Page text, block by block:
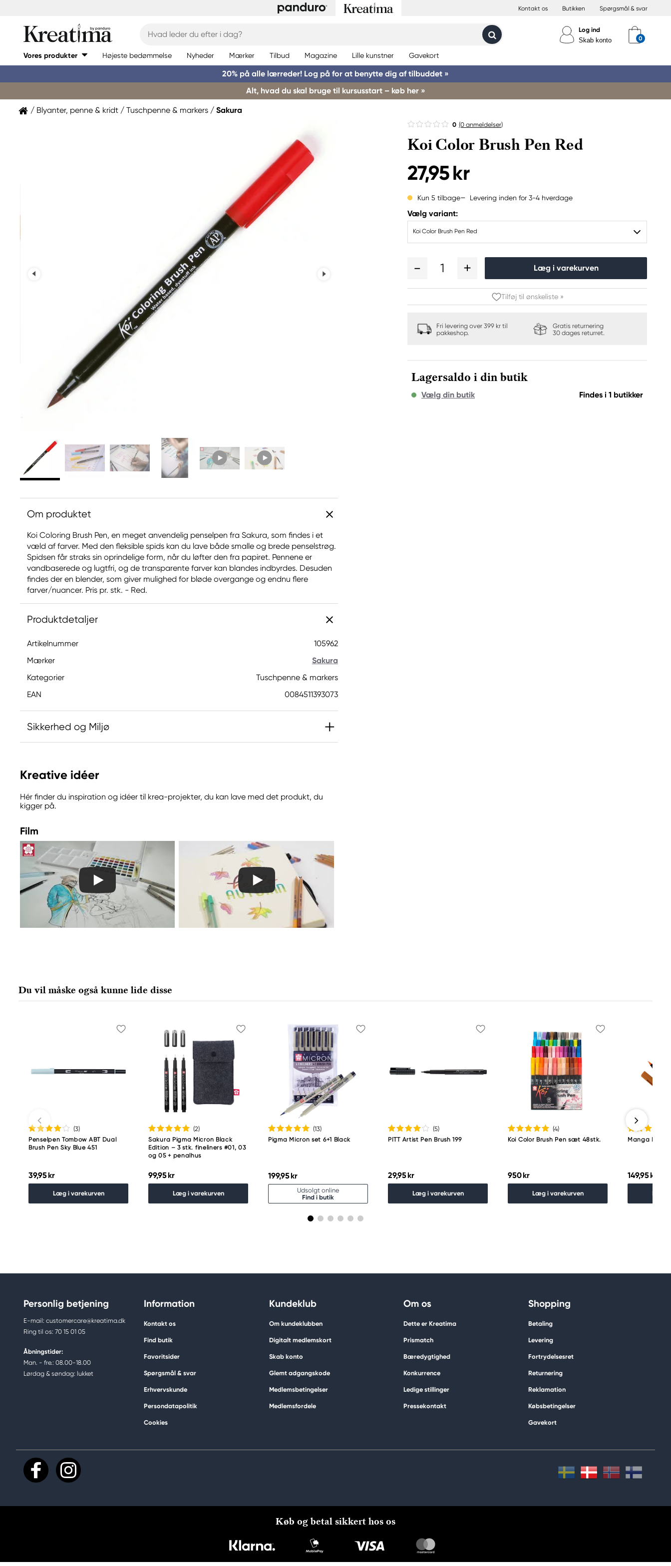
Kontakt os Butikken Spørgsmål & svar
Log ind
Skab konto
Vores produkter Højeste bedømmelse Nyheder Mærker Tilbud Magazine Lille kunstner Gavekort
20% på alle lærreder! Log på for at benytte dig af tilbuddet »
Alt, hvad du skal bruge til kursusstart – køb her »
Blyanter, penne & kridt Tuschpenne & markers Sakura
0 (0 anmeldelser)
Koi Color Brush Pen Red
27,95 kr
Kun 5 tilbage Levering inden for 3-4 hverdage
Vælg variant:
Koi Color Brush Pen Red
1 Læg i varekurven
Tilføj til ønskeliste »
Fri levering over 399 kr til
pakkeshop.
Gratis returnering
30 dages returret.
Lagersaldo i din butik
Vælg din butik Findes i 1 butikker
Om produktet
Koi Coloring Brush Pen, en meget anvendelig penselpen fra Sakura, som findes i et
væld af farver. Med den fleksible spids kan du lave både smalle og brede penselstrøg.
Spidsen får straks sin oprindelige form, når du løfter den fra papiret. Pennene er
vandbaserede og lugtfri, og de transparente farver kan blandes indbyrdes. Desuden
findes der en blender, som giver mulighed for bløde overgange og endnu flere
farver/nuancer. Pris pr. stk. - Red.
Produktdetaljer
Artikelnummer
105962
Mærker
Sakura
Kategorier
Tuschpenne & markers
EAN
0084511393073
Sikkerhed og Miljø
Sakura
Sophialaan 46
7311 PD Apeldoorn, Netherlands
+31 (0)55 527 4700
Kreative idéer
Hér finder du inspiration og idéer til krea-projekter, du kan lave med det produkt, du
kigger på.
Film
Du vil måske også kunne lide disse
(3)
Penselpen Tombow ABT Dual
Brush Pen Sky Blue 451
39,95 kr
Læg i varekurven
(2)
Sakura Pigma Micron Black
Edition – 3 stk. fineliners #01, 03
og 05 + penalhus
99,95 kr
Læg i varekurven
(13)
Pigma Micron set 6+1 Black
199,95 kr
Udsolgt online
Find i butik
(5)
PITT Artist Pen Brush 199
29,95 kr
Læg i varekurven
(4)
Koi Color Brush Pen sæt 48stk.
950 kr
Læg i varekurven
Manga Koi
149,95 kr
Læg i
Personlig betjening
E-mail: customercare@kreatima.dk
Ring til os: 70 15 01 05
Åbningstider:
Man. - fre.: 08.00-18.00
Lørdag & søndag: lukket
Information
Kontakt os
Find butik
Favoritsider
Spørgsmål & svar
Erhvervskunde
Persondatapolitik
Cookies
Kundeklub
Om kundeklubben
Digitalt medlemskort
Skab konto
Glemt adgangskode
Medlemsbetingelser
Medlemsfordele
Om os
Dette er Kreatima
Prismatch
Bæredygtighed
Konkurrence
Ledige stillinger
Pressekontakt
Shopping
Betaling
Levering
Fortrydelsesret
Returnering
Reklamation
Købsbetingelser
Gavekort
Køb og betal sikkert hos os